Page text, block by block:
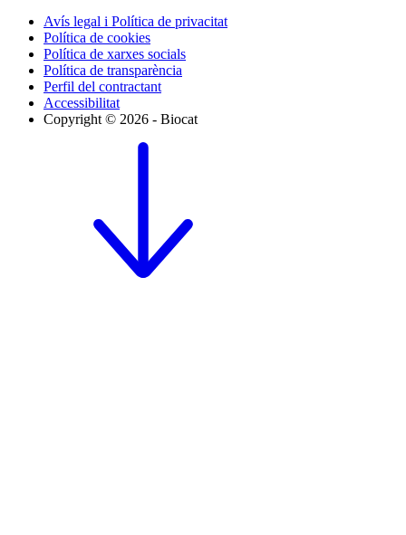
Avís legal i Política de privacitat
Política de cookies
Política de xarxes socials
Política de transparència
Perfil del contractant
Accessibilitat
Copyright © 2026 - Biocat